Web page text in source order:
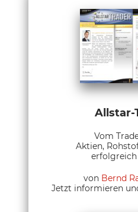
Allstar-
Vom
Aktien,
erfolgreich
von Bernd
Jetzt informieren